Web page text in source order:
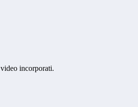
incorporati.